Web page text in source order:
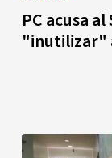
PC acusa
"inutilizar"